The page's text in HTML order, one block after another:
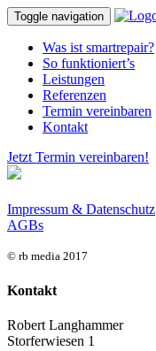
Toggle navigation
Was ist smartrepair?
So funktioniert’s
Leistungen
Referenzen
Termin vereinbaren
Kontakt
Jetzt Termin vereinbaren!
Impressum & Datenschutz
AGBs
© rb media 2017
Kontakt
Robert Langhammer
Storferwiesen 1